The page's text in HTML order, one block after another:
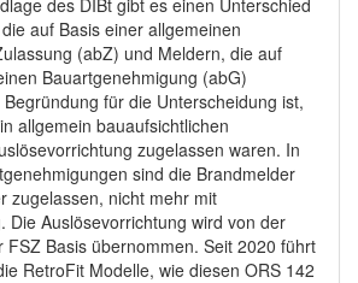
auf Basis einer allgemeinen
(abZ) und Meldern, die auf
Bauartgenehmigung (abG)
für die Unterscheidung ist,
allgemein bauaufsichtlichen
zugelassen waren. In
sind die Brandmelder
zugelassen, nicht mehr mit
Die Auslösevorrichtung wird von der
FSZ Basis übernommen. Seit 2020 führt
RetroFit Modelle, wie diesen ORS 142